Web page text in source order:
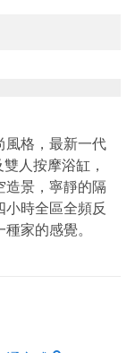
風格，最新一代
人按摩浴缸，
造景，寧靜的隔
時全區全頻反
家的感覺。